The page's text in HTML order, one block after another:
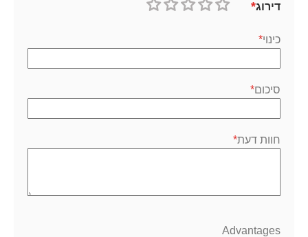
דירוג
כינוי
סיכום
חוות דעת
Advantages